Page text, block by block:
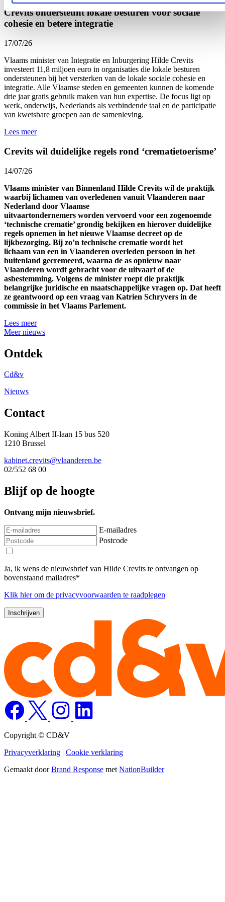
Crevits ondersteunt lokale besturen voor sociale
cohesie en betere integratie
17/07/26
Vlaams minister van Integratie en Inburgering Hilde Crevits
investeert 11,8 miljoen euro in organisaties die lokale besturen
ondersteunen bij het versterken van de lokale sociale cohesie en
integratie. Alle Vlaamse steden en gemeenten kunnen de komende
drie jaar gratis gebruik maken van hun expertise. De focus ligt op
werk, onderwijs, Nederlands als verbindende taal en de participatie
van kwetsbare groepen aan de samenleving.
Lees meer
Crevits wil duidelijke regels rond ‘crematietoerisme’
14/07/26
Vlaams minister van Binnenland Hilde Crevits wil de praktijk
waarbij lichamen van overledenen vanuit Vlaanderen naar
Nederland door Vlaamse
uitvaartondernemers worden vervoerd voor een zogenoemde
‘technische crematie’ grondig bekijken en hierover duidelijke
regels opnemen in het nieuwe Vlaamse decreet op de
lijkbezorging. Bij zo’n technische crematie wordt het
lichaam van een in Vlaanderen overleden persoon in het
buitenland gecremeerd, waarna de as opnieuw naar
Vlaanderen wordt gebracht voor de uitvaart of de
asbestemming. Volgens de minister roept die praktijk
belangrijke juridische en maatschappelijke vragen op. Dat heeft
ze geantwoord op een vraag van Katrien Schryvers in de
commissie in het Vlaams Parlement.
Lees meer
Meer nieuws
Ontdek
Cd&v
Nieuws
Contact
Koning Albert II-laan 15 bus 520
1210 Brussel
kabinet.crevits@vlaanderen.be
02/552 68 00
Blijf op de hoogte
Ontvang mijn nieuwsbrief.
E-mailadres
Postcode
Ja, ik wens de nieuwsbrief van Hilde Crevits te ontvangen op
bovenstaand mailadres*
Klik hierom de privacyvoorwaarden te raadplegen
Copyright © CD&V
Privacyverklaring | Cookie verklaring
Gemaakt doorBrand Response met NationBuilder